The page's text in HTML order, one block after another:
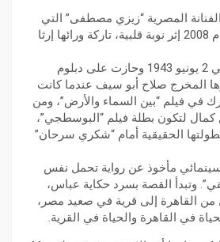
المصرية “زيزي مصطفى” التي
توفيت في 13 فبراير عام 2008 إثر نوبة قلبية، تاركة ورائها إرثا
وُلدت زيزي مصطفى في 2 يونيو 1943 وحازت على دبلوم
المخرج صلاح أبو سيف عندما كانت
في فيلم “بين السماء والأرض”، ومن
لتكون بطلة فيلم “البوسطجي”،
الحقيقية أمام “شكري سرحان”
مأخوذ عن رواية تحمل نفس
وتبدأ القصة بسرد حكاية عباس،
من القاهرة إلى قرية في صعيد مصر،
في القاهرة والحياة في القرية.